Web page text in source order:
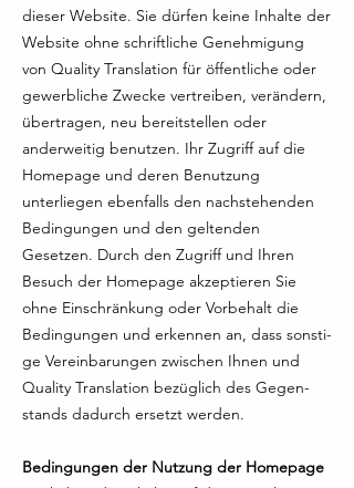
dieser Website. Sie dürfen keine Inhalte der
Website ohne schriftliche Genehmigung
von Quality Translation für öffentliche oder
gewerbliche Zwecke vertreiben, verändern,
übertragen, neu bereitstellen oder
anderweitig benutzen. Ihr Zugriff auf die
Homepage und deren Benutzung
unterliegen ebenfalls den nachstehenden
Bedingungen und den geltenden
Gesetzen. Durch den Zugriff und Ihren
Besuch der Homepage akzeptieren Sie
ohne Einschränkung oder Vorbehalt die
Bedingungen und erkennen an, dass sonsti-
ge Vereinbarungen zwischen Ihnen und
Quality Translation bezüglich des Gegen-
stands dadurch ersetzt werden.
Bedingungen der Nutzung der Homepage